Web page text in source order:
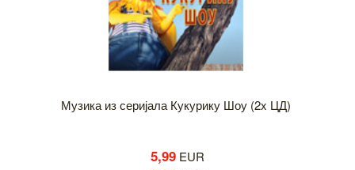
Музика из серијала Кукурику Шоу (2x ЦД)
5,99 EUR